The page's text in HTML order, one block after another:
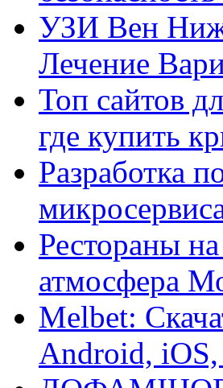
УЗИ Вен
Лечение
Топ сайтов
где купить
Разработка
Рестораны
атмосфера
Melbet:
Android,